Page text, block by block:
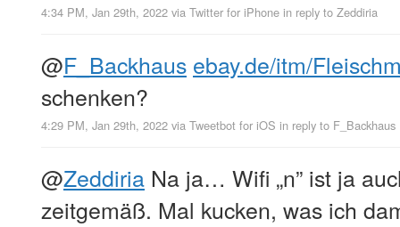
4:34 PM, Jan 29th, 2022 via Twitter for iPhone in reply to Zeddiria
@F_Backhaus ebay.de/itm/
schenken?
4:29 PM, Jan 29th, 2022 via Tweetbot for iΟS in reply to F_Backhaus
@Zeddiria Na ja… Wifi „n” ist ja
zeitgemäß. Mal kucken, was ich